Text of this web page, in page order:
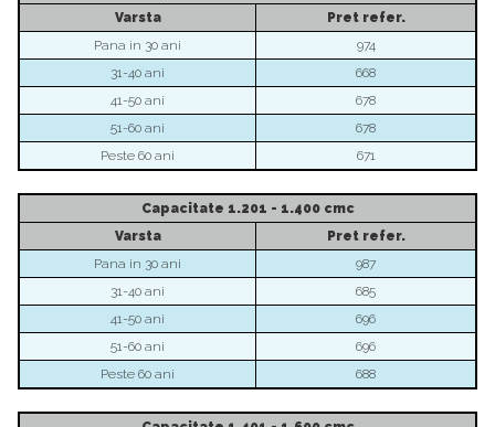
Varsta
Pret refer.
Pana in 30 ani
974
31-40 ani
668
41-50 ani
678
51-60 ani
678
Peste 60 ani
671
Capacitate 1.201 - 1.400 cmc
Varsta
Pret refer.
Pana in 30 ani
987
31-40 ani
685
41-50 ani
696
51-60 ani
696
Peste 60 ani
688